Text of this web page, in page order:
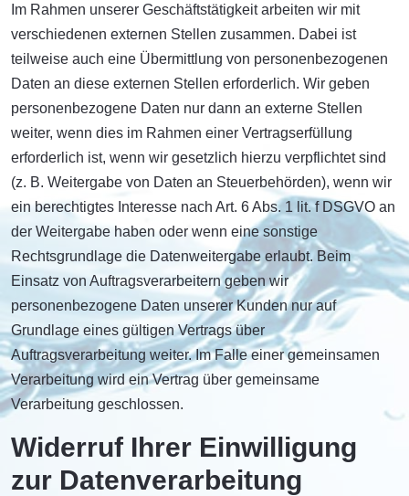
Im Rahmen unserer Geschäftstätigkeit arbeiten wir mit
verschiedenen externen Stellen zusammen. Dabei ist
teilweise auch eine Übermittlung von personenbezogenen
Daten an diese externen Stellen erforderlich. Wir geben
personenbezogene Daten nur dann an externe Stellen
weiter, wenn dies im Rahmen einer Vertragserfüllung
erforderlich ist, wenn wir gesetzlich hierzu verpflichtet sind
(z. B. Weitergabe von Daten an Steuerbehörden), wenn wir
ein berechtigtes Interesse nach Art. 6 Abs. 1 lit. f DSGVO an
der Weitergabe haben oder wenn eine sonstige
Rechtsgrundlage die Datenweitergabe erlaubt. Beim
Einsatz von Auftragsverarbeitern geben wir
personenbezogene Daten unserer Kunden nur auf
Grundlage eines gültigen Vertrags über
Auftragsverarbeitung weiter. Im Falle einer gemeinsamen
Verarbeitung wird ein Vertrag über gemeinsame
Verarbeitung geschlossen.
Widerruf Ihrer Einwilligung
zur Datenverarbeitung